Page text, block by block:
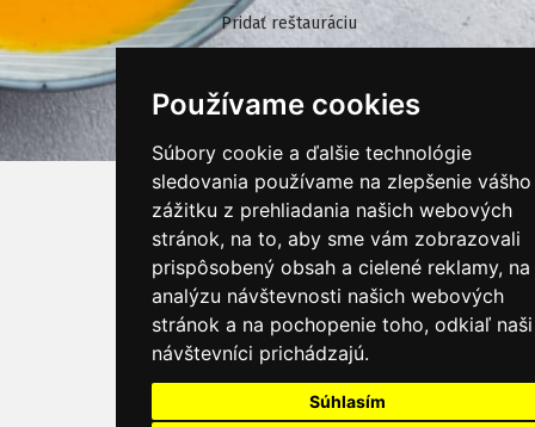
Používame cookies
Súbory cookie a ďalšie technológie
sledovania používame na zlepšenie vášho
zážitku z prehliadania našich webových
stránok, na to, aby sme vám zobrazovali
prispôsobený obsah a cielené reklamy, na
analýzu návštevnosti našich webových
stránok a na pochopenie toho, odkiaľ naši
návštevníci prichádzajú.
Súhlasím
Pridať reštauráciu